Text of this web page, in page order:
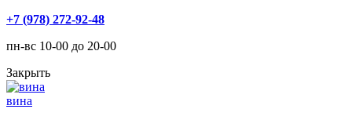
+7 (978) 272-92-48
пн-вс 10-00 до 20-00
Закрыть
вина